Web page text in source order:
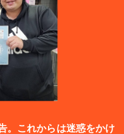
。これからは迷惑をかけ